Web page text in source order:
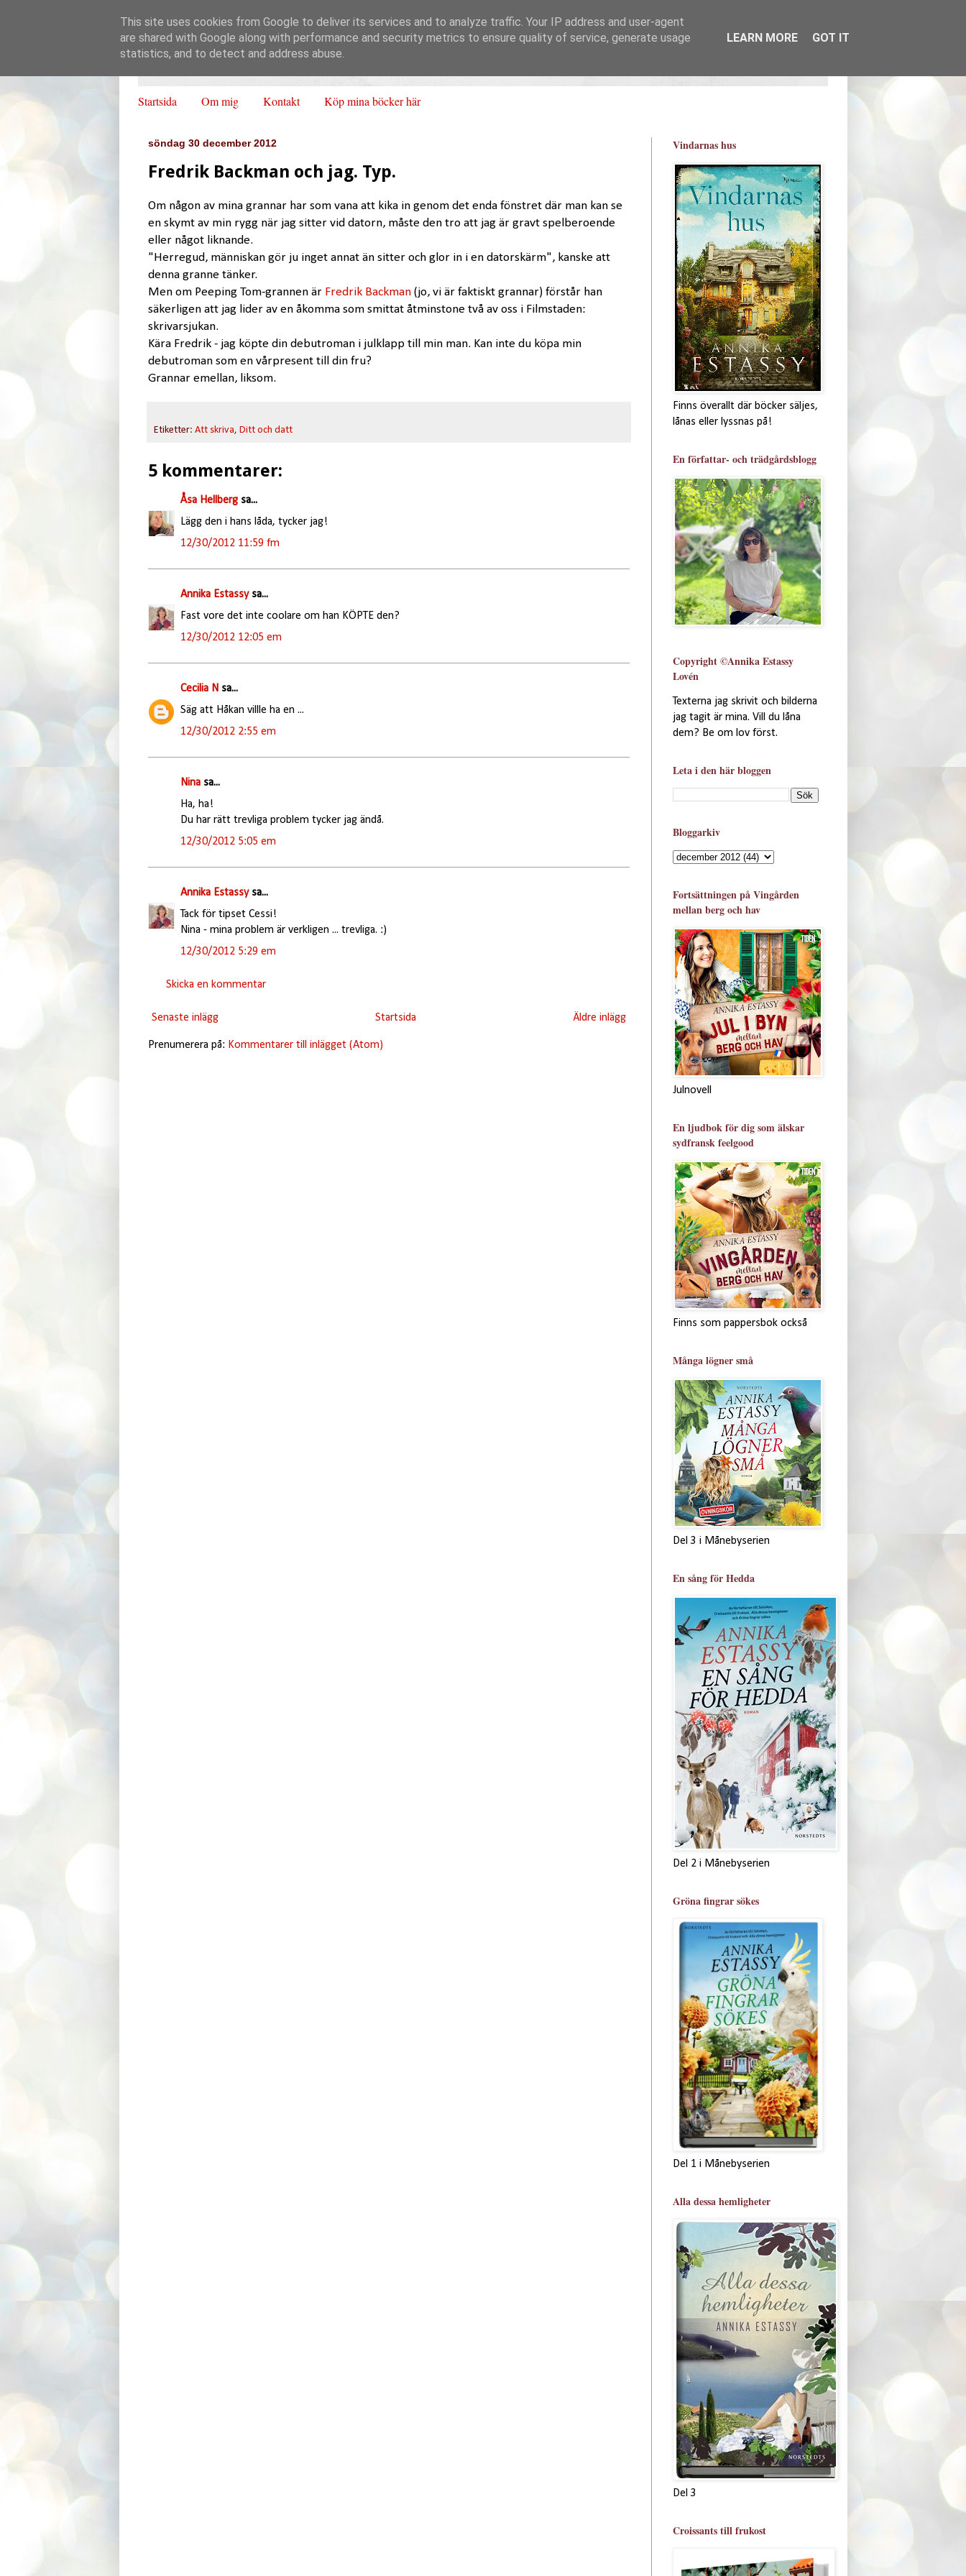
Startsida Om mig Kontakt Köp mina böcker här
söndag 30 december 2012
Fredrik Backman och jag. Typ.
Om någon av mina grannar har som vana att kika in genom det enda fönstret där man kan se
en skymt av min rygg när jag sitter vid datorn, måste den tro att jag är gravt spelberoende
eller något liknande.
"Herregud, människan gör ju inget annat än sitter och glor in i en datorskärm", kanske att
denna granne tänker.
Men om Peeping Tom-grannen är Fredrik Backman(jo, vi är faktiskt grannar) förstår han
säkerligen att jag lider av en åkomma som smittat åtminstone två av oss i Filmstaden:
skrivarsjukan.
Kära Fredrik - jag köpte din debutroman i julklapp till min man. Kan inte du köpa min
debutroman som en vårpresent till din fru?
Grannar emellan, liksom.
Etiketter: Att skriva, Ditt och datt
5 kommentarer:
Åsa Hellbergsa...
Lägg den i hans låda, tycker jag!
12/30/2012 11:59 fm
Annika Estassysa...
Fast vore det inte coolare om han KÖPTE den?
12/30/2012 12:05 em
Cecilia Nsa...
Säg att Håkan villle ha en ...
12/30/2012 2:55 em
Ninasa...
Ha, ha!
Du har rätt trevliga problem tycker jag ändå.
12/30/2012 5:05 em
Annika Estassysa...
Tack för tipset Cessi!
Nina - mina problem är verkligen ... trevliga. :)
12/30/2012 5:29 em
Skicka en kommentar
Senaste inlägg Äldre inlägg
Startsida
Prenumerera på: Kommentarer till inlägget (Atom)
Vindarnas hus
Finns överallt där böcker säljes,
lånas eller lyssnas på!
En författar- och trädgårdsblogg
Copyright ©Annika Estassy
Lovén
Texterna jag skrivit och bilderna
jag tagit är mina. Vill du låna
dem? Be om lov först.
Leta i den här bloggen
Bloggarkiv
Fortsättningen på Vingården
mellan berg och hav
Julnovell
En ljudbok för dig som älskar
sydfransk feelgood
Finns som pappersbok också
Många lögner små
Del 3 i Månebyserien
En sång för Hedda
Del 2 i Månebyserien
Gröna fingrar sökes
Del 1 i Månebyserien
Alla dessa hemligheter
Del 3
Croissants till frukost
This site uses cookies from Google to deliver its services and to analyze traffic. Your IP address and user-agent
are shared with Google along with performance and security metrics to ensure quality of service, generate usage
statistics, and to detect and address abuse.
LEARN MORE GOT IT